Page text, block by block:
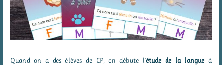
Quand on a des élèves de CP, on débute l’étude de la langueà